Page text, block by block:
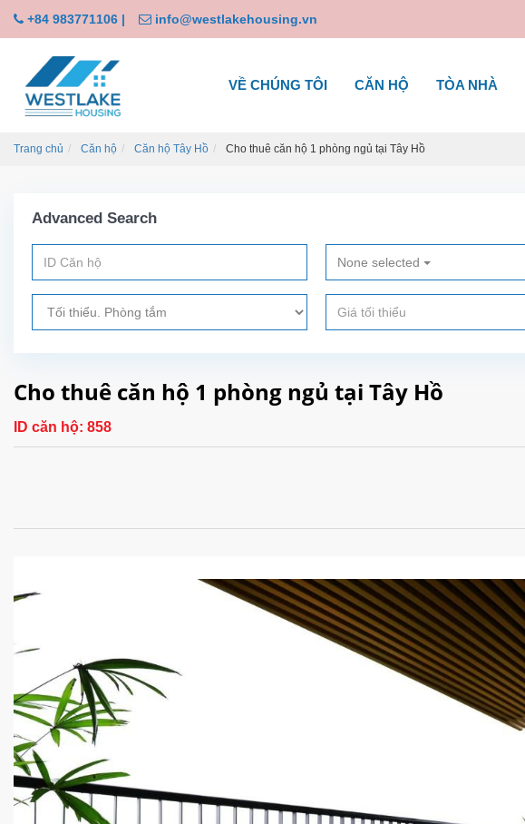
+84 983771106 | info@westlakehousing.vn
VỀ CHÚNG TÔI CĂN HỘ TÒA NHÀ
Trang chủ Căn hộ Căn hộ Tây Hồ Cho thuê căn hộ 1 phòng ngủ tại Tây Hồ
Advanced Search
None selected
Cho thuê căn hộ 1 phòng ngủ tại Tây Hồ
ID căn hộ: 858